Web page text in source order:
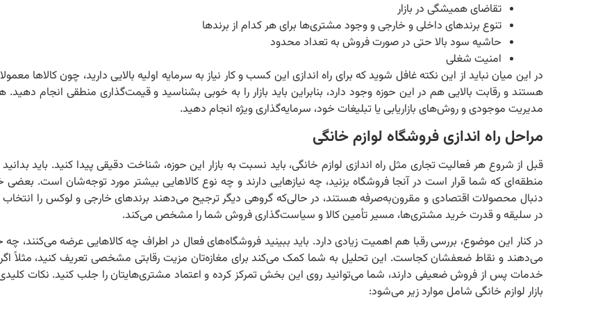
تقاضای همیشگی در بازار
تنوع برندهای داخلی و خارجی و وجود مشتری‌ها برای هر کدام از برندها
حاشیه سود بالا حتی در صورت فروش به تعداد محدود
امنیت شغلی
در این میان نباید از این نکته غافل شوید که برای راه اندازی این کسب و کار نیاز به سرمایه اولیه بالایی دارید، چون کالاها
هستند و رقابت بالایی هم در این حوزه وجود دارد، بنابراین باید بازار را به خوبی بشناسید و قیمت‌گذاری منطقی انجام
مدیریت موجودی و روش‌های بازاریابی یا تبلیغات خود، سرمایه‌گذاری ویژه انجام دهید.
مراحل راه اندازی فروشگاه لوازم خانگی
قبل از شروع هر فعالیت تجاری مثل راه ‌اندازی لوازم خانگی، باید نسبت به بازار این حوزه، شناخت دقیقی پیدا کنید. باید
منطقه‌ای که شما قرار است در آنجا فروشگاه بزنید، چه نیازهایی دارند و چه نوع کالاهایی بیشتر مورد توجه‌شان است. بعضی
دنبال محصولات اقتصادی و مقرون‌به‌صرفه هستند، در حالی‌که گروهی دیگر ترجیح می‌دهند برندهای خارجی و لوکس را انتخاب
در سلیقه و قدرت خرید مشتری‌ها، مسیر تأمین کالا و سیاست‌گذاری فروش شما را مشخص می‌کند.
در کنار این موضوع، بررسی رقبا هم اهمیت زیادی دارد. باید ببینید فروشگاه‌های فعال در اطراف چه کالاهایی عرضه می‌کنند، چه
می‌دهند و نقاط ضعفشان کجاست. این تحلیل به شما کمک می‌کند برای مغازه‌تان مزیت رقابتی مشخصی تعریف کنید، مثلاً اگر
خدمات پس از فروش ضعیفی دارند، شما می‌توانید روی این بخش تمرکز کرده و اعتماد مشتری‌هایتان را جلب کنید. نکات
بازار لوازم خانگی شامل موارد زیر می‌شود: